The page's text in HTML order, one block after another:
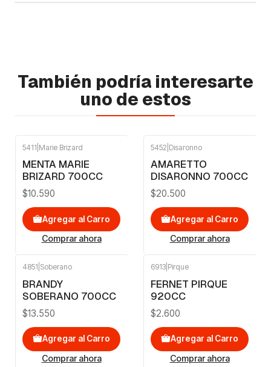
También podría interesarte
uno de estos
5411 Marie Brizard
MENTA MARIE
BRIZARD 700CC
$10.590
Agregar al Carro
Comprar ahora
5452 Disaronno
AMARETTO
DISARONNO 700CC
$20.500
Agregar al Carro
Comprar ahora
4851 Soberano
BRANDY
SOBERANO 700CC
$13.550
Agregar al Carro
Comprar ahora
6913 Pirque
FERNET PIRQUE
920CC
$2.600
Agregar al Carro
Comprar ahora